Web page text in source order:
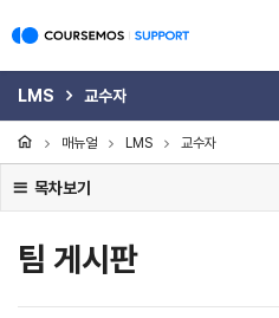
LMS 교수자
매뉴얼 LMS 교수자
목차보기
팀 게시판